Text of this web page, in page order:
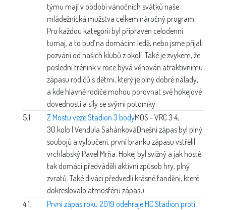
týmu mají v období vánočních svátků naše
mládežnická mužstva celkem náročný program.
Pro každou kategorii byl připraven celodenní
turnaj, a to buď na domácím ledě, nebo jsme přijali
pozvání od našich klubů z okolí. Také je zvykem, že
poslední trénink v roce bývá věnován atraktivnímu
zápasu rodičů s dětmi, který je plný dobré nálady,
a kde hlavně rodiče mohou porovnat své hokejové
dovednosti a síly se svými potomky.
5.1.
Z Mostu veze Stadion 3 bodyMOS - VRC 3:4,
30.kolo | Vendula SahánkováDnešní zápas byl plný
soubojů a vyloučení, první branku zápasu vstřelil
vrchlabský Pavel Mrňa. Hokej byl svižný a jak hosté,
tak domácí předváděli aktivní způsob hry, plný
zvratů. Také diváci předvedli krásné fandění, které
dokreslovalo atmosféru zápasu.
4.1.
První zápas roku 2019 odehraje HC Stadion proti